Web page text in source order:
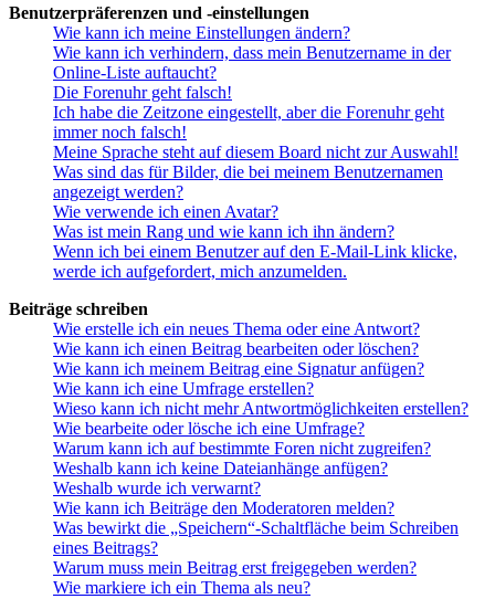
Benutzerpräferenzen und -einstellungen
Wie kann ich meine Einstellungen ändern?
Wie kann ich verhindern, dass mein Benutzername in der
Online-Liste auftaucht?
Die Forenuhr geht falsch!
Ich habe die Zeitzone eingestellt, aber die Forenuhr geht
immer noch falsch!
Meine Sprache steht auf diesem Board nicht zur Auswahl!
Was sind das für Bilder, die bei meinem Benutzernamen
angezeigt werden?
Wie verwende ich einen Avatar?
Was ist mein Rang und wie kann ich ihn ändern?
Wenn ich bei einem Benutzer auf den E-Mail-Link klicke,
werde ich aufgefordert, mich anzumelden.
Beiträge schreiben
Wie erstelle ich ein neues Thema oder eine Antwort?
Wie kann ich einen Beitrag bearbeiten oder löschen?
Wie kann ich meinem Beitrag eine Signatur anfügen?
Wie kann ich eine Umfrage erstellen?
Wieso kann ich nicht mehr Antwortmöglichkeiten erstellen?
Wie bearbeite oder lösche ich eine Umfrage?
Warum kann ich auf bestimmte Foren nicht zugreifen?
Weshalb kann ich keine Dateianhänge anfügen?
Weshalb wurde ich verwarnt?
Wie kann ich Beiträge den Moderatoren melden?
Was bewirkt die „Speichern“-Schaltfläche beim Schreiben
eines Beitrags?
Warum muss mein Beitrag erst freigegeben werden?
Wie markiere ich ein Thema als neu?